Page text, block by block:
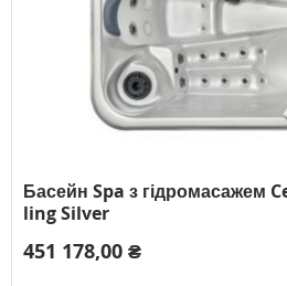
Басейн Spa з гідромасажем
ling Silver
451 178,00 ₴